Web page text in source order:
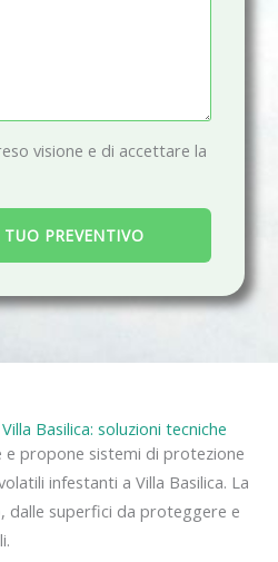
visione e di accettare la
PREVENTIVO
Basilica: soluzioni tecniche
e propone sistemi di protezione
infestanti a Villa Basilica. La
dalle superfici da proteggere e